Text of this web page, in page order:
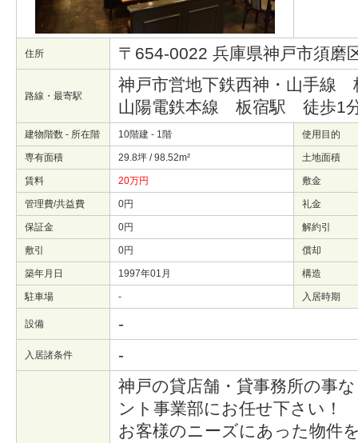
住所 〒654-0022 兵庫県神戸市須磨
路線・最寄駅
神戸市営地下鉄西神・山手
山陽電鉄本線 板宿駅 徒歩
建物階数 - 所在階 10階建 - 1階 使用目的
専有面積 29.8坪 / 98.52m² 土地面積
賃料 20万円 敷金
管理費/共益費 0円 礼金
保証金 0円 解約引
敷引 0円 償却
築年月日 1997年01月 構造
駐車場 - 入居時期
設備 -
入居諸条件 -
神戸の貸店舗・貸事務所の事
ント事業部にお任せ下さい！
お客様のニーズにあった物件